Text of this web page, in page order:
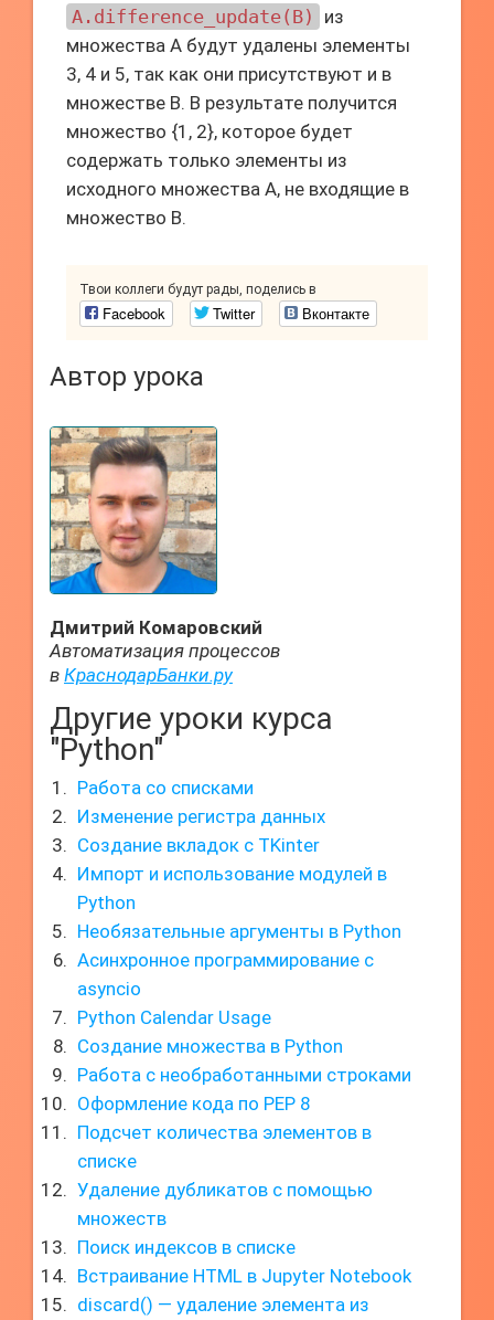
A.difference_update(B)
из
множества A будут удалены элементы
3, 4 и 5, так как они присутствуют и в
множестве B. В результате получится
множество {1, 2}, которое будет
содержать только элементы из
исходного множества A, не входящие в
множество B.
Твои коллеги будут рады, поделись в
Facebook Twitter Вконтакте
Автор урока
Дмитрий Комаровский
Автоматизация процессов
в КраснодарБанки.ру
Другие уроки курса
"Python"
Работа со списками
Изменение регистра данных
Создание вкладок с TKinter
Импорт и использование модулей в
Python
Необязательные аргументы в Python
Асинхронное программирование с
asyncio
Python Calendar Usage
Создание множества в Python
Работа с необработанными строками
Оформление кода по PEP 8
Подсчет количества элементов в
списке
Удаление дубликатов с помощью
множеств
Поиск индексов в списке
Встраивание HTML в Jupyter Notebook
discard() — удаление элемента из